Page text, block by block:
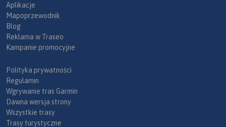
Aplikacje
Mapoprzewodnik
Blog
Reklama w Traseo
Kampanie promocyjne
Polityka prywatności
Regulamin
Wgrywanie tras Garmin
Dawna wersja strony
Wszystkie trasy
Trasy turystyczne